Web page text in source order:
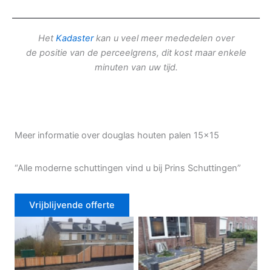
Het Kadasterkan u veel meer mededelen over
de positie van de perceelgrens, dit kost maar enkele
minuten van uw tijd.
Meer informatie over douglas houten palen 15×15
“Alle moderne schuttingen vind u bij Prins Schuttingen”
Vrijblijvende offerte
Douglas schutting Tuinhek voortuin